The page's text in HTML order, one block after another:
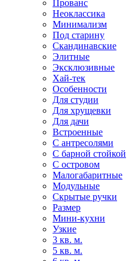
Прованс
Неоклассика
Минимализм
Под старину
Скандинавские
Элитные
Эксклюзивные
Хай-тек
Особенности
Для студии
Для хрущевки
Для дачи
Встроенные
С антресолями
С барной стойкой
С островом
Малогабаритные
Модульные
Скрытые ручки
Размер
Мини-кухни
Узкие
3 кв. м.
5 кв. м.